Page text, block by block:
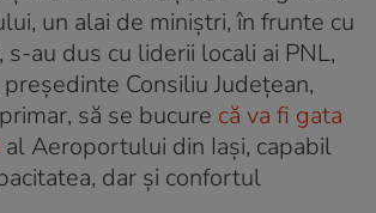
un alai de miniștri, în frunte cu
s-au dus cu liderii locali ai PNL,
Consiliu Județean,
să se bucure că va fi gata
al Aeroportului din Iași, capabil
dar și confortul